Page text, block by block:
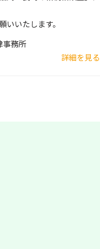
いたします。
事務所
詳細を見る